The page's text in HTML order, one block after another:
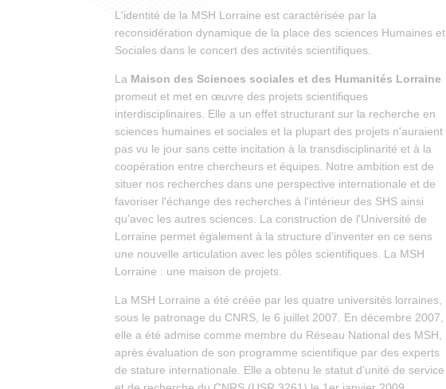
L'identité de la MSH Lorraine est caractérisée par la
reconsidération dynamique de la place des sciences Humaines et
Sociales dans le concert des activités scientifiques.
La Maison des Sciences sociales et des Humanités Lorraine
promeut et met en œuvre des projets scientifiques
interdisciplinaires. Elle a un effet structurant sur la recherche en
sciences humaines et sociales et la plupart des projets n'auraient
pas vu le jour sans cette incitation à la transdisciplinarité et à la
coopération entre chercheurs et équipes. Notre ambition est de
situer nos recherches dans une perspective internationale et de
favoriser l'échange des recherches à l'intérieur des SHS ainsi
qu'avec les autres sciences. La construction de l'Université de
Lorraine permet également à la structure d'inventer en ce sens
une nouvelle articulation avec les pôles scientifiques. La MSH
Lorraine : une maison de projets.
La MSH Lorraine a été créée par les quatre universités lorraines,
sous le patronage du CNRS , le 6 juillet 2007. En décembre 2007,
elle a été admise comme membre du Réseau National des MSH,
après évaluation de son programme scientifique par des experts
de stature internationale. Elle a obtenu le statut d'unité de service